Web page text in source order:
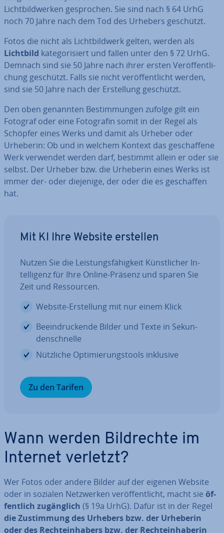
Licht­bild­wer­ken ge­spro­chen. Sie sind nach § 64 UrhG
noch 70 Jahre nach dem Tod des Urhebers geschützt.
Fotos die nicht als Licht­bild­werk gelten, werden als
Lichtbild ka­te­go­ri­siert und fallen unter den § 72 UrhG.
Demnach sind sie 50 Jahre nach ihrer ersten Ver­öf­fent­li­
chung geschützt. Falls sie nicht ver­öf­fent­licht werden,
sind sie 50 Jahre nach der Er­stel­lung geschützt.
Den oben genannten Be­stim­mun­gen zufolge gilt ein
Fotograf oder eine Fo­to­gra­fin somit in der Regel als
Schöpfer eines Werks und damit als Urheber oder
Urheberin: Ob und in welchem Kontext das ge­schaf­fe­ne
Werk verwendet werden darf, bestimmt allein er oder sie
selbst. Der Urheber bzw. die Urheberin eines Werks ist
immer der- oder diejenige, der oder die es ge­schaf­fen
hat.
Mit KI Ihre Website erstellen
Nutzen Sie die Leis­tungs­fä­hig­keit Künst­li­cher In­
tel­li­genz für Ihre Online-Präsenz und sparen Sie
Zeit und Res­sour­cen.
Website-Er­stel­lung mit nur einem Klick
Be­ein­dru­cken­de Bilder und Texte in Se­kun­
den­schnel­le
Nützliche Op­ti­mie­rungs­tools inklusive
Zu den Tarifen
Wann werden Bild­rech­te im
Internet verletzt?
Wer Fotos oder andere Bilder auf der eigenen Website
oder in sozialen Netz­wer­ken ver­öf­fent­licht, macht sie öf­
fent­lich zu­gäng­lich (§ 19a UrhG). Dafür ist in der Regel
die Zu­stim­mung des Urhebers bzw. der Urheberin
oder des Rech­te­inha­bers bzw. der Rech­te­inha­be­rin